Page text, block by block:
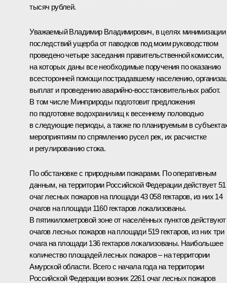
тысяч рублей.
Уважаемый Владимир Владимирович, в целях минимизации
последствий ущерба от паводков под моим руководством
проведено четыре заседания правительственной комиссии,
на которых даны все необходимые поручения по оказанию
всесторонней помощи пострадавшему населению,
выплат и проведению аварийно-восстановительных работ.
В том числе Минприроды подготовит предложения
по подготовке водохранилищ к весеннему половодью
в следующие периоды, а также по планируемым в
мероприятиям по спрямлению русел рек, их расчистке
и регулированию стока.
По обстановке с природными пожарами. По оперативным
данным, на территории Российской Федерации действует 51
очаг лесных пожаров на площади 43 058 гектаров, из них 14
очагов на площади 1160 гектаров локализованы.
В пятикилометровой зоне от населённых пунктов действуют
очагов лесных пожаров на площади 519 гектаров, из них три
очага на площади 136 гектаров локализованы. Наибольшее
количество площадей лесных пожаров – на территории
Амурской области. Всего с начала года на территории
Российской Федерации возник 2261 очаг лесных пожаров